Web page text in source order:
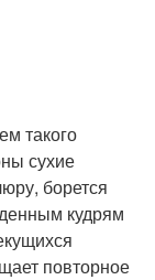
такого
сухие
борется
кудрям
повторное